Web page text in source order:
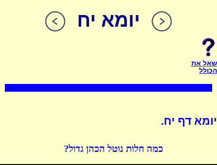
יומא יח
שאל את
הכולל
יומא דף יח.
כמה חלות נוטל הכהן גדול?